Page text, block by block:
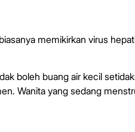
memikirkan virus
boleh buang air kecil
Wanita yang sedang